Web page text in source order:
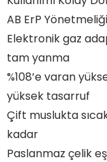
AB ErP
Elektronik gaz
tam yanma
%108’e varan
yüksek tasarruf
Çift muslukta
kadar
Paslanmaz çelik